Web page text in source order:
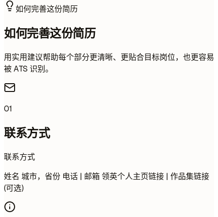
如何完善这份简历
如何完善这份简历
用实用建议帮助每个部分更清晰、更贴合目标岗位，也更容易
被 ATS 识别。
01
联系方式
联系方式
姓名 城市，省份 电话 | 邮箱 领英个人主页链接 | 作品集链接
(可选)